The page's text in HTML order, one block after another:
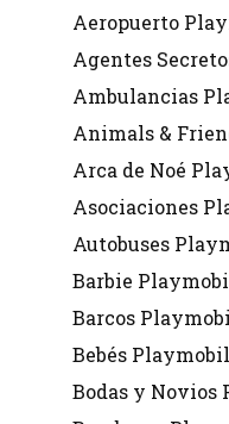
Aeropuerto
Agentes
Ambulancias
Animals &
Arca de Noé
Asociaciones
Autobuses
Barbie
Barcos
Bebés
Bodas y Novios